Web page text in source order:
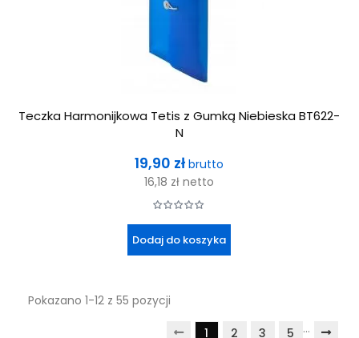
Teczka Harmonijkowa Tetis z Gumką Niebieska BT622-
N
Cena
19,90 zł brutto
16,18 zł netto
Dodaj do koszyka
Pokazano 1-12 z 55 pozycji
1 2 3 …
5